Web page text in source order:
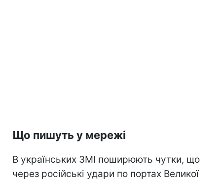
Що пишуть у мережі
В українських ЗМІ поширюють чутки, що
через російські удари по портах Великої